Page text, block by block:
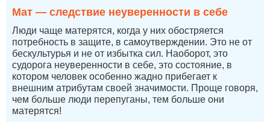
Мат — следствие неуверенности в себе
Люди чаще матерятся, когда у них обостряется
потребность в защите, в самоутверждении. Это не от
бескультурья и не от избытка сил. Наоборот, это
судорога неуверенности в себе, это состояние, в
котором человек особенно жадно прибегает к
внешним атрибутам своей значимости. Проще говоря,
чем больше люди перепуганы, тем больше они
матерятся!